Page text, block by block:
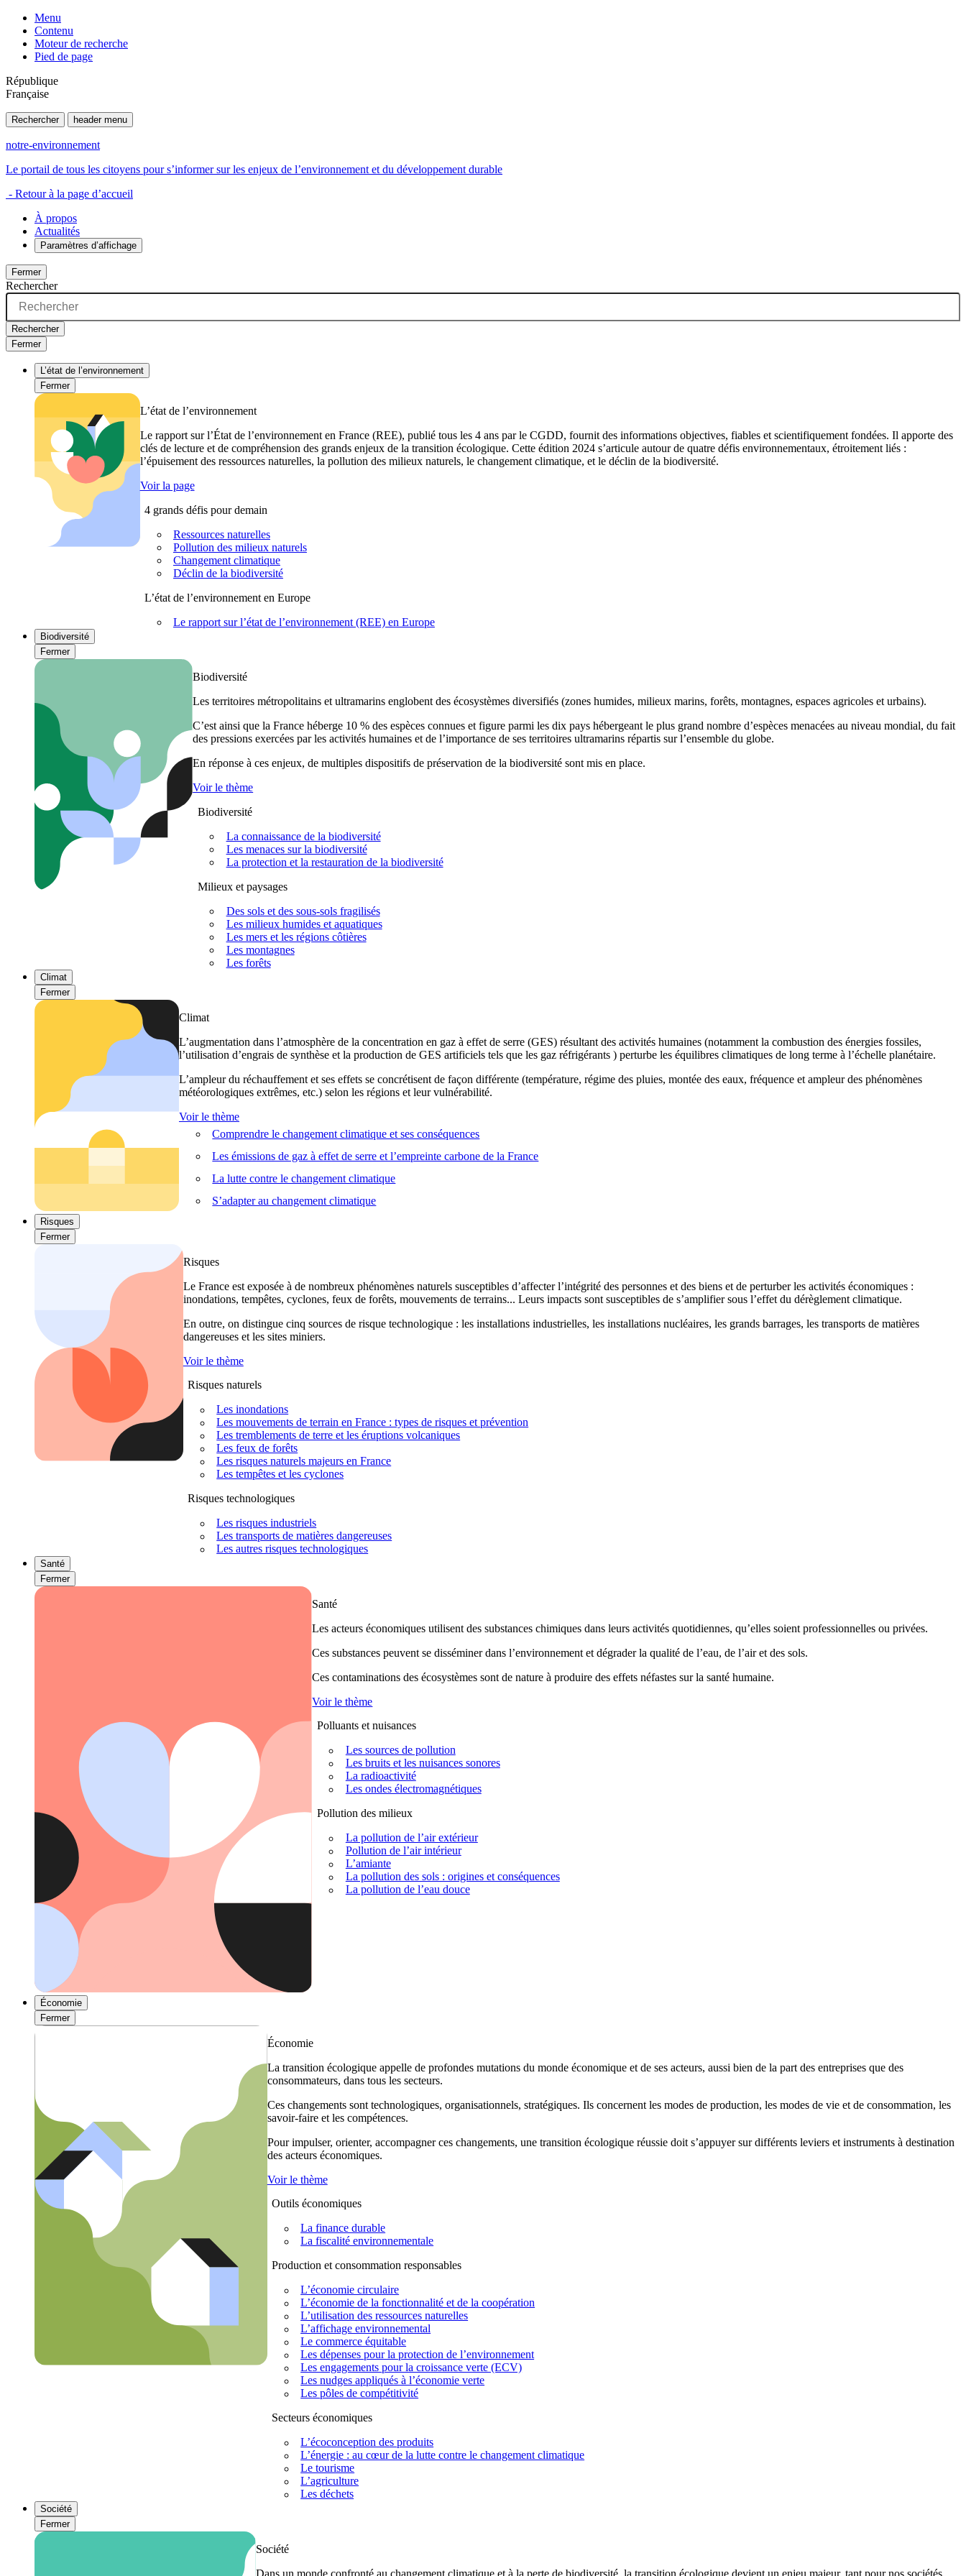
Menu
Contenu
Moteur de recherche
Pied de page
République
Française
Rechercher header menu
notre-environnement
Le portail de tous les citoyens pour s’informer sur les enjeux de l’environnement et du développement durable
- Retour à la page d’accueil
À propos
Actualités
Paramètres d’affichage
Fermer
Rechercher
Rechercher
Fermer
L’état de l’environnement
Fermer
L’état de l’environnement
Le rapport sur l’État de l’environnement en France (REE), publié tous les 4 ans par le CGDD, fournit des informations objectives, fiables et scientifiquement fondées. Il apporte des
clés de lecture et de compréhension des grands enjeux de la transition écologique. Cette édition 2024 s’articule autour de quatre défis environnementaux, étroitement liés :
l’épuisement des ressources naturelles, la pollution des milieux naturels, le changement climatique, et le déclin de la biodiversité.
Voir la page
4 grands défis pour demain
Ressources naturelles
Pollution des milieux naturels
Changement climatique
Déclin de la biodiversité
L’état de l’environnement en Europe
Le rapport sur l’état de l’environnement (REE) en Europe
Biodiversité
Fermer
Biodiversité
Les territoires métropolitains et ultramarins englobent des écosystèmes diversifiés (zones humides, milieux marins, forêts, montagnes, espaces agricoles et urbains).
C’est ainsi que la France héberge 10 % des espèces connues et figure parmi les dix pays hébergeant le plus grand nombre d’espèces menacées au niveau mondial, du fait
des pressions exercées par les activités humaines et de l’importance de ses territoires ultramarins répartis sur l’ensemble du globe.
En réponse à ces enjeux, de multiples dispositifs de préservation de la biodiversité sont mis en place.
Voir le thème
Biodiversité
La connaissance de la biodiversité
Les menaces sur la biodiversité
La protection et la restauration de la biodiversité
Milieux et paysages
Des sols et des sous-sols fragilisés
Les milieux humides et aquatiques
Les mers et les régions côtières
Les montagnes
Les forêts
Climat
Fermer
Climat
L’augmentation dans l’atmosphère de la concentration en gaz à effet de serre (GES) résultant des activités humaines (notamment la combustion des énergies fossiles,
l’utilisation d’engrais de synthèse et la production de GES artificiels tels que les gaz réfrigérants ) perturbe les équilibres climatiques de long terme à l’échelle planétaire.
L’ampleur du réchauffement et ses effets se concrétisent de façon différente (température, régime des pluies, montée des eaux, fréquence et ampleur des phénomènes
météorologiques extrêmes, etc.) selon les régions et leur vulnérabilité.
Voir le thème
Comprendre le changement climatique et ses conséquences
Les émissions de gaz à effet de serre et l’empreinte carbone de la France
La lutte contre le changement climatique
S’adapter au changement climatique
Risques
Fermer
Risques
Le France est exposée à de nombreux phénomènes naturels susceptibles d’affecter l’intégrité des personnes et des biens et de perturber les activités économiques :
inondations, tempêtes, cyclones, feux de forêts, mouvements de terrains... Leurs impacts sont susceptibles de s’amplifier sous l’effet du dérèglement climatique.
En outre, on distingue cinq sources de risque technologique : les installations industrielles, les installations nucléaires, les grands barrages, les transports de matières
dangereuses et les sites miniers.
Voir le thème
Risques naturels
Les inondations
Les mouvements de terrain en France : types de risques et prévention
Les tremblements de terre et les éruptions volcaniques
Les feux de forêts
Les risques naturels majeurs en France
Les tempêtes et les cyclones
Risques technologiques
Les risques industriels
Les transports de matières dangereuses
Les autres risques technologiques
Santé
Fermer
Santé
Les acteurs économiques utilisent des substances chimiques dans leurs activités quotidiennes, qu’elles soient professionnelles ou privées.
Ces substances peuvent se disséminer dans l’environnement et dégrader la qualité de l’eau, de l’air et des sols.
Ces contaminations des écosystèmes sont de nature à produire des effets néfastes sur la santé humaine.
Voir le thème
Polluants et nuisances
Les sources de pollution
Les bruits et les nuisances sonores
La radioactivité
Les ondes électromagnétiques
Pollution des milieux
La pollution de l’air extérieur
Pollution de l’air intérieur
L’amiante
La pollution des sols : origines et conséquences
La pollution de l’eau douce
Économie
Fermer
Économie
La transition écologique appelle de profondes mutations du monde économique et de ses acteurs, aussi bien de la part des entreprises que des
consommateurs, dans tous les secteurs.
Ces changements sont technologiques, organisationnels, stratégiques. Ils concernent les modes de production, les modes de vie et de consommation, les
savoir-faire et les compétences.
Pour impulser, orienter, accompagner ces changements, une transition écologique réussie doit s’appuyer sur différents leviers et instruments à destination
des acteurs économiques.
Voir le thème
Outils économiques
La finance durable
La fiscalité environnementale
Production et consommation responsables
L’économie circulaire
L’économie de la fonctionnalité et de la coopération
L’utilisation des ressources naturelles
L’affichage environnemental
Le commerce équitable
Les dépenses pour la protection de l’environnement
Les engagements pour la croissance verte (ECV)
Les nudges appliqués à l’économie verte
Les pôles de compétitivité
Secteurs économiques
L’écoconception des produits
L’énergie : au cœur de la lutte contre le changement climatique
Le tourisme
L’agriculture
Les déchets
Société
Fermer
Société
Dans un monde confronté au changement climatique et à la perte de biodiversité, la transition écologique devient un enjeu majeur, tant pour nos sociétés